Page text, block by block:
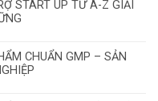
START UP TỪ A-Z GIẢI
CHUẨN GMP – SẢN